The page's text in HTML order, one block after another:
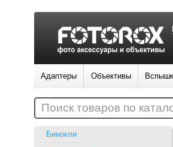
Бинокли
Адаптеры Объективы
Поиск товаров по